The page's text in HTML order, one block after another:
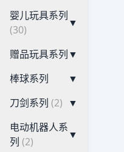
婴儿玩具系列
(30)
▼
赠品玩具系列▼
棒球系列
▼
刀剑系列 (2) ▼
电动机器人系
列 (2)
▼